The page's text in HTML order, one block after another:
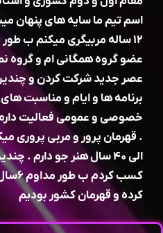
اسم تیم ما سایه های پنهان
۱۲ ساله مربیگری میکنم ب
عضو گروه همگانی ام و گروه
عصر جدید شرکت کردن و
برنامه ها و ایام و مناسبت
خصوصی و عمومی فعالیت
الی ۴۰ سال هنر جو دارم .
کسب
کرده و قهرمان کشور بودیم